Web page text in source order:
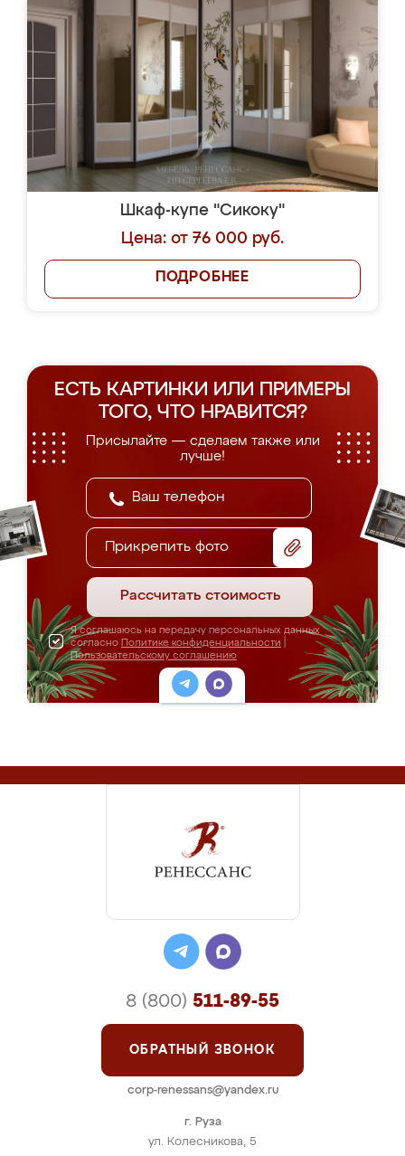
Шкаф-купе "Сикоку"
Цена: от 76 000 руб.
ПОДРОБНЕЕ
ЕСТЬ КАРТИНКИ ИЛИ ПРИМЕРЫ
ТОГО, ЧТО НРАВИТСЯ?
Присылайте — сделаем также или
лучше!
Прикрепить фото
Рассчитать стоимость
Я соглашаюсь на передачу персональных данных
согласно Политике конфиденциальности
Пользовательскому соглашению
г. Руза
ул. Колесникова, 5
8 (800) 511-89-55
ОБРАТНЫЙ ЗВОНОК
corp-renessans@yandex.ru